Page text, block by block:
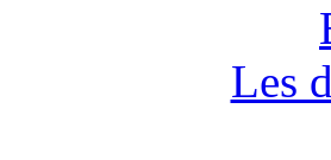
Les